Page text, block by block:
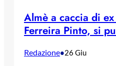
Almè a caccia di
Ferreira Pinto, si
Redazione•26 Giu